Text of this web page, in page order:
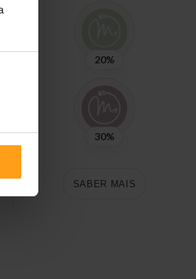
20%
30%
SABER MAIS